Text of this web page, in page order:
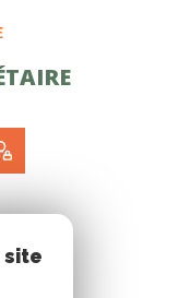
site